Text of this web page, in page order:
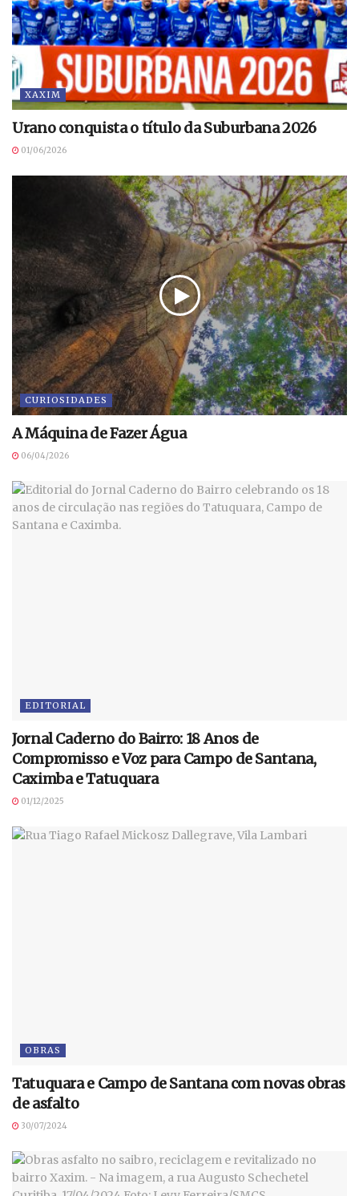
XAXIM
Urano conquista o título da Suburbana 2026
01/06/2026
CURIOSIDADES
A Máquina de Fazer Água
06/04/2026
EDITORIAL
Jornal Caderno do Bairro: 18 Anos de
Compromisso e Voz para Campo de Santana,
Caximba e Tatuquara
01/12/2025
OBRAS
Tatuquara e Campo de Santana com novas obras
de asfalto
30/07/2024